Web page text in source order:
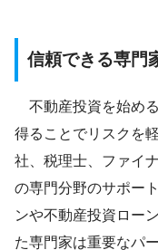
信頼できる専門
不動産投資を始め
得ることでリスクを
社、税理士、ファイ
の専門分野のサポー
ンや不動産投資ロー
た専門家は重要なパ